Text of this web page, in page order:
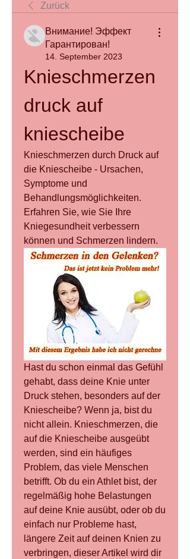
Zurück
Внимание! Эффект
Гарантирован!
14. September 2023
Knieschmerzen
druck auf
kniescheibe
Knieschmerzen durch Druck auf
die Kniescheibe - Ursachen,
Symptome und
Behandlungsmöglichkeiten.
Erfahren Sie, wie Sie Ihre
Kniegesundheit verbessern
können und Schmerzen lindern.
Hast du schon einmal das Gefühl
gehabt, dass deine Knie unter
Druck stehen, besonders auf der
Kniescheibe? Wenn ja, bist du
nicht allein. Knieschmerzen, die
auf die Kniescheibe ausgeübt
werden, sind ein häufiges
Problem, das viele Menschen
betrifft. Ob du ein Athlet bist, der
regelmäßig hohe Belastungen
auf deine Knie ausübt, oder ob du
einfach nur Probleme hast,
längere Zeit auf deinen Knien zu
verbringen, dieser Artikel wird dir